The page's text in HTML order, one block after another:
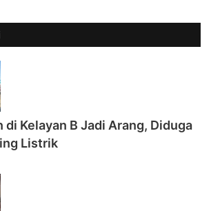
di Kelayan B Jadi Arang, Diduga
Listrik